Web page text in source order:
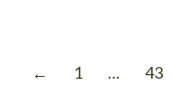
← 1 … 43